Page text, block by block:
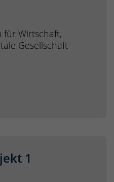
Wirtschaft,
Gesellschaft
1